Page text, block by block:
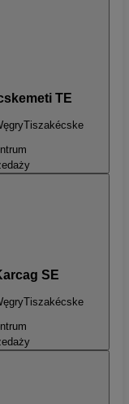
TE
Tiszakécske
SE
Tiszakécske